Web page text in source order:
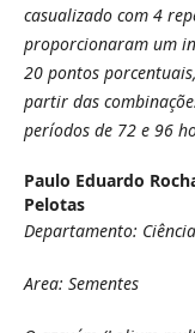
casualizado com 4
proporcionaram um
20 pontos
partir das
períodos de 72 e 96
Paulo Eduardo
Pelotas
Departamento:
Area: Sementes